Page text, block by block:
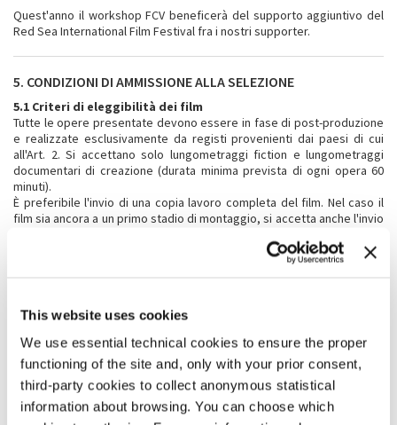
This website uses cookies
We use essential technical cookies to ensure the proper
functioning of the site and, only with your prior consent,
third-party cookies to collect anonymous statistical
information about browsing. You can choose which
Quest'anno il workshop FCV beneficerà del supporto aggiuntivo del
Red Sea International Film Festival fra i nostri supporter.
5. CONDIZIONI DI AMMISSIONE ALLA SELEZIONE
5.1 Criteri di eleggibilità dei film
Tutte le opere presentate devono essere in fase di post-produzione
e realizzate esclusivamente da registi provenienti dai paesi di cui
all'Art. 2. Si accettano solo lungometraggi fiction e lungometraggi
documentari di creazione (durata minima prevista di ogni opera 60
minuti).
È preferibile l'invio di una copia lavoro completa del film. Nel caso il
film sia ancora a un primo stadio di montaggio, si accetta anche l'invio
del film) accompagnate da note d'intenzione del regista e
Il film deve essere in lingua inglese, o avere sottotitoli in inglese.
Ciascun film può essere iscritto solo a due edizioni di Final Cut in
Venice e, per la seconda volta, solo nel caso sia presentata una copia
lavoro a uno stadio più avanzato rispetto alla prima e il film non abbia
ottenuto un premio nella precedente edizione.
5.4 Iscrizione ad altre sezioni della Mostra